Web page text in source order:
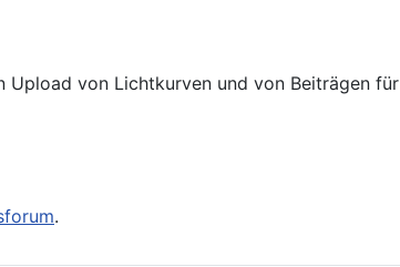
von Lichtkurven und von Beiträgen für
.